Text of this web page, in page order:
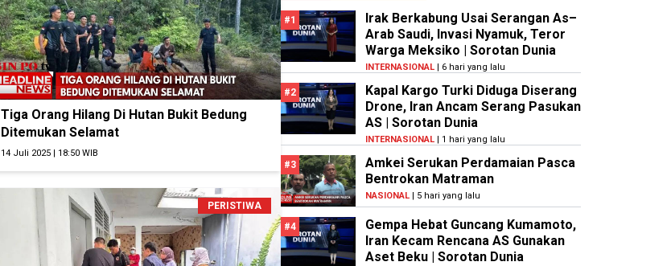
Tiga Orang Hilang Di Hutan Bukit Bedung
Ditemukan Selamat
14 Juli 2025 | 18:50 WIB
PERISTIWA
#1
Irak Berkabung Usai Serangan As–
Arab Saudi, Invasi Nyamuk, Teror
Warga Meksiko | Sorotan Dunia
INTERNASIONAL| 6 hari yang lalu
#2
Kapal Kargo Turki Diduga Diserang
Drone, Iran Ancam Serang Pasukan
AS | Sorotan Dunia
INTERNASIONAL| 1 hari yang lalu
#3
Amkei Serukan Perdamaian Pasca
Bentrokan Matraman
NASIONAL| 5 hari yang lalu
#4
Gempa Hebat Guncang Kumamoto,
Iran Kecam Rencana AS Gunakan
Aset Beku | Sorotan Dunia